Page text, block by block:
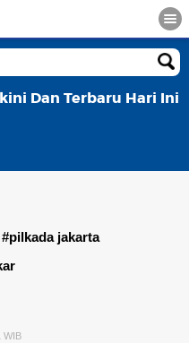
Dan Terbaru Hari Ini
#pilkada jakarta
WIB